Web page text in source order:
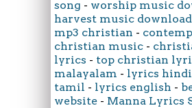
song - worship music
harvest music download
mp3 christian -
christian music -
lyrics - top christian
malayalam - lyrics hindi
tamil - lyrics english -
website - Manna Lyrics